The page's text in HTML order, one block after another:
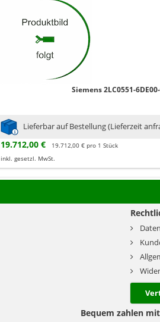
Siemens 2LC0551-
Lieferbar auf Bestellung (Lieferzeit
19.712,00 €
19.712,00 € pro 1 Stück
inkl. gesetzl. MwSt.
Bequem zahlen